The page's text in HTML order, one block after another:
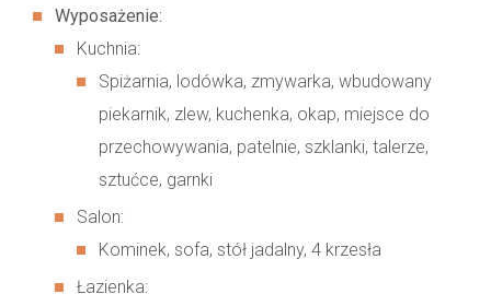
Wyposażenie:
Kuchnia:
Spiżarnia, lodówka, zmywarka, wbudowany
piekarnik, zlew, kuchenka, okap, miejsce do
przechowywania, patelnie, szklanki, talerze,
sztućce, garnki
Salon:
Kominek, sofa, stół jadalny, 4 krzesła
Łazienka: